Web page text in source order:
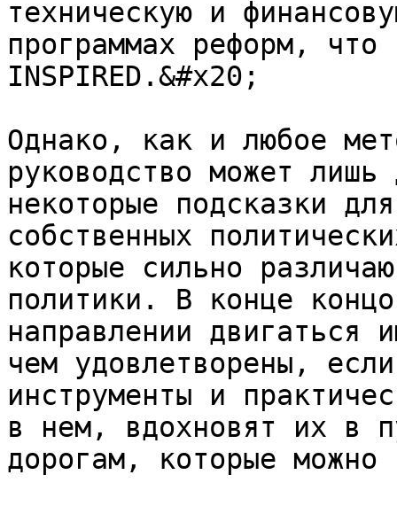
техническую и
программах реформ, что
INSPIRED.&#x20;
Однако, как и любое
руководство может лишь
некоторые подсказки
собственных
которые сильно
политики. В конце
направлении двигаться
чем удовлетворены,
инструменты и
в нем, вдохновят их в
дорогам, которые